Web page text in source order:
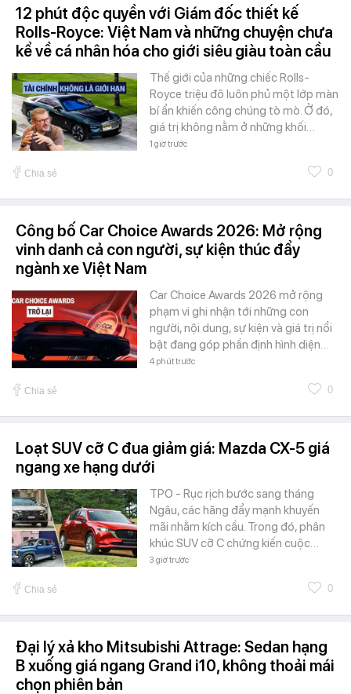
12 phút độc quyền với Giám đốc thiết kế
Rolls-Royce: Việt Nam và những chuyện chưa
kể về cá nhân hóa cho giới siêu giàu toàn cầu
Thế giới của những chiếc Rolls-
Royce triệu đô luôn phủ một lớp màn
bí ẩn khiến công chúng tò mò. Ở đó,
giá trị không nằm ở những khối…
1 giờ trước
Chia sẻ 0
Công bố Car Choice Awards 2026: Mở rộng
vinh danh cả con người, sự kiện thúc đẩy
ngành xe Việt Nam
Car Choice Awards 2026 mở rộng
phạm vi ghi nhận tới những con
người, nội dung, sự kiện và giá trị nổi
bật đang góp phần định hình diện…
4 phút trước
Chia sẻ 0
Loạt SUV cỡ C đua giảm giá: Mazda CX-5 giá
ngang xe hạng dưới
TPO - Rục rịch bước sang tháng
Ngâu, các hãng đẩy mạnh khuyến
mãi nhằm kích cầu. Trong đó, phân
khúc SUV cỡ C chứng kiến cuộc…
3 giờ trước
Chia sẻ 0
Đại lý xả kho Mitsubishi Attrage: Sedan hạng
B xuống giá ngang Grand i10, không thoải mái
chọn phiên bản